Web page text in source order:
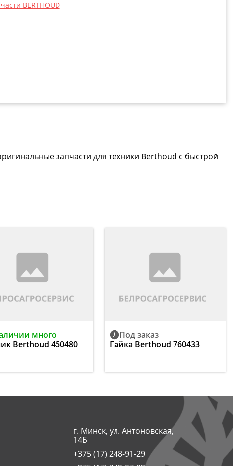
BERTHOUD
запчасти для техники Berthoud с быстрой
много
Berthoud 450480
Под заказ
Гайка Berthoud 760433
г. Минск, ул. Антоновская,
14Б
+375 (17) 248-91-29